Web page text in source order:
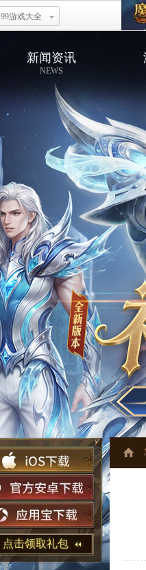
99游戏大全
新闻资讯
NEWS
点击领取礼包